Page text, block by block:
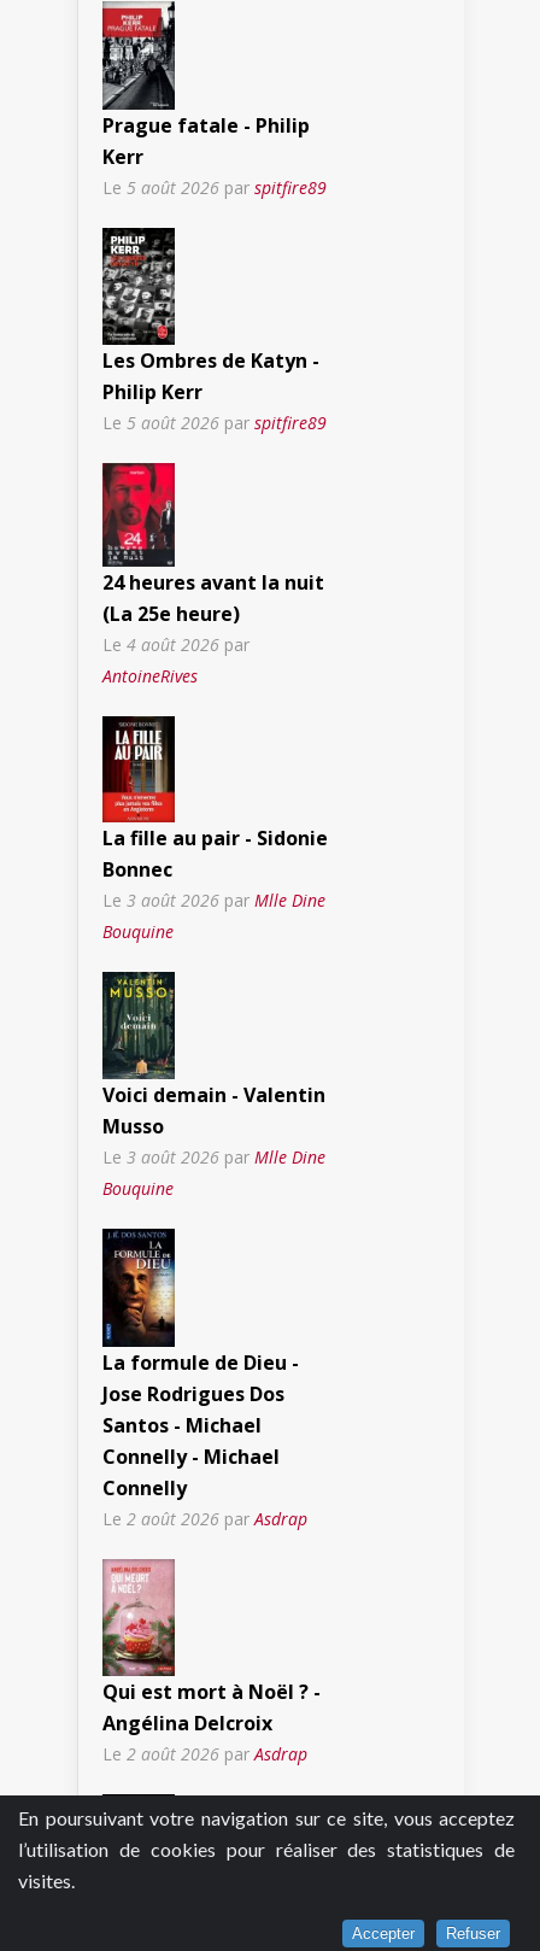
En poursuivant votre navigation sur ce site, vous acceptez
l’utilisation de cookies pour réaliser des statistiques de
visites.
Accepter Refuser
Prague fatale - Philip
Kerr
Le 5 août 2026 par spitfire89
Les Ombres de Katyn -
Philip Kerr
Le 5 août 2026 par spitfire89
24 heures avant la nuit
(La 25e heure)
Le 4 août 2026 par
AntoineRives
La fille au pair - Sidonie
Bonnec
Le 3 août 2026 par Mlle Dine
Bouquine
Voici demain - Valentin
Musso
Le 3 août 2026 par Mlle Dine
Bouquine
La formule de Dieu -
Jose Rodrigues Dos
Santos - Michael
Connelly - Michael
Connelly
Le 2 août 2026 parAsdrap
Qui est mort à Noël ? -
Angélina Delcroix
Le 2 août 2026 parAsdrap